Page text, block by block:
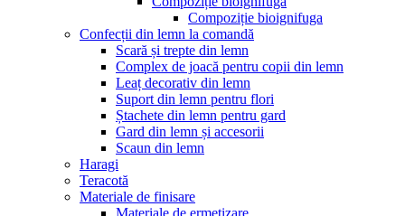
Compoziție bioignifuga
Confecții din lemn la comandă
Scară și trepte din lemn
Complex de joacă pentru copii din lemn
Leaț decorativ din lemn
Suport din lemn pentru flori
Ștachete din lemn pentru gard
Gard din lemn și accesorii
Scaun din lemn
Haragi
Teracotă
Materiale de finisare